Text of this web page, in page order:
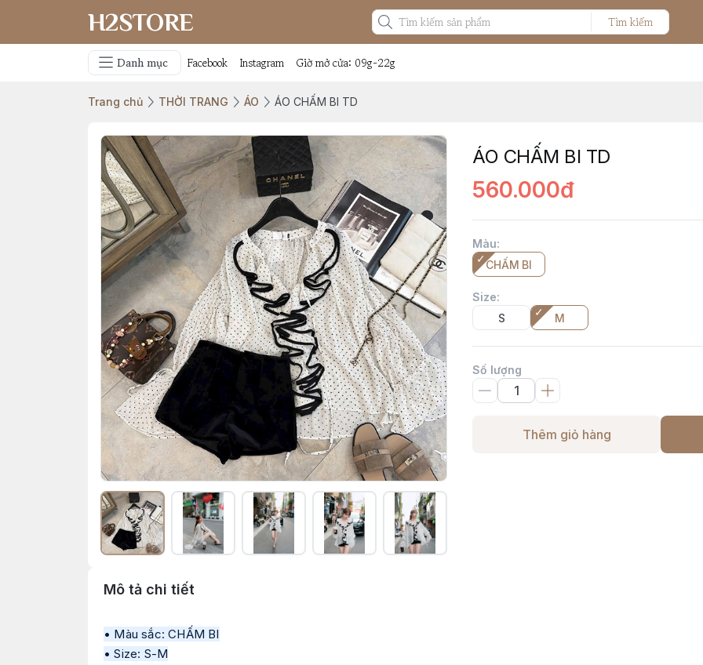
H2STORE Tìm kiếm
Danh mục Facebook Instagram Giờ mở cửa: 09g-22g
Trang chủ THỜI TRANG ÁO ÁO CHẤM BI TD
ÁO CHẤM BI TD
560.000đ
Màu:
CHẤM BI
Size:
S
M
Số lượng
Thêm giỏ hàng
Mô tả chi tiết
• Màu sắc: CHẤM BI
• Size: S-M